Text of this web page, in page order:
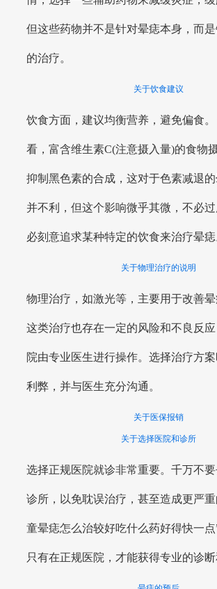
但这些药物并不是针对晕痣本身，而
的治疗。
关于饮食建议
饮食方面，建议均衡营养，避免偏食
看，富含维生素C(注意摄入量)的食物
抑制黑色素的合成，这对于色素减退
并不利，但这个影响微乎其微，不必
必刻意追求某种特定的饮食来治疗晕痣
关于物理治疗的说明
物理治疗，如激光等，主要用于改善
这类治疗也存在一定的风险和不良反
院由专业医生进行操作。选择治疗方
利弊，并与医生充分沟通。
关于医保报销
关于选择医院和诊所
选择正规医院就诊非常重要。千万不
诊所，以免耽误治疗，甚至造成更严
童晕痣怎么治较好吃什么药好得快一点
只有在正规医院，才能获得专业的诊断